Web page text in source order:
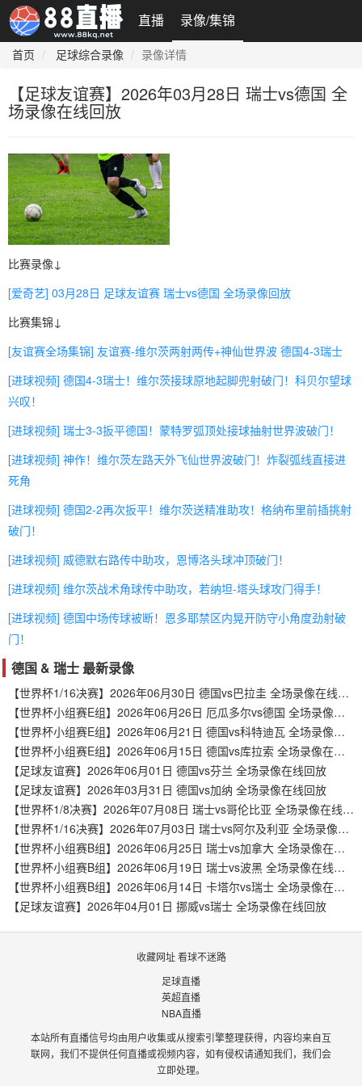
直播 录像/集锦
首页 足球综合录像 录像详情
【足球友谊赛】2026年03月28日 瑞士vs德国 全
场录像在线回放
比赛录像↓
[爱奇艺] 03月28日 足球友谊赛 瑞士vs德国 全场录像回放
比赛集锦↓
[友谊赛全场集锦] 友谊赛-维尔茨两射两传+神仙世界波 德国4-3瑞士
[进球视频] 德国4-3瑞士！维尔茨接球原地起脚兜射破门！科贝尔望球
兴叹！
[进球视频] 瑞士3-3扳平德国！蒙特罗弧顶处接球抽射世界波破门！
[进球视频] 神作！维尔茨左路天外飞仙世界波破门！炸裂弧线直接进
死角
[进球视频] 德国2-2再次扳平！维尔茨送精准助攻！格纳布里前插挑射
破门！
[进球视频] 威德默右路传中助攻，恩博洛头球冲顶破门！
[进球视频] 维尔茨战术角球传中助攻，若纳坦-塔头球攻门得手！
[进球视频] 德国中场传球被断！恩多耶禁区内晃开防守小角度劲射破
门！
德国 & 瑞士 最新录像
【世界杯1/16决赛】2026年06月30日 德国vs巴拉圭 全场录像在线回放
【世界杯小组赛E组】2026年06月26日 厄瓜多尔vs德国 全场录像在线回放
【世界杯小组赛E组】2026年06月21日 德国vs科特迪瓦 全场录像在线回放
【世界杯小组赛E组】2026年06月15日 德国vs库拉索 全场录像在线回放
【足球友谊赛】2026年06月01日 德国vs芬兰 全场录像在线回放
【足球友谊赛】2026年03月31日 德国vs加纳 全场录像在线回放
【世界杯1/8决赛】2026年07月08日 瑞士vs哥伦比亚 全场录像在线回放
【世界杯1/16决赛】2026年07月03日 瑞士vs阿尔及利亚 全场录像在线回放
【世界杯小组赛B组】2026年06月25日 瑞士vs加拿大 全场录像在线回放
【世界杯小组赛B组】2026年06月19日 瑞士vs波黑 全场录像在线回放
【世界杯小组赛B组】2026年06月14日 卡塔尔vs瑞士 全场录像在线回放
【足球友谊赛】2026年04月01日 挪威vs瑞士 全场录像在线回放
收藏网址 看球不迷路
足球直播
英超直播
NBA直播
本站所有直播信号均由用户收集或从搜索引擎整理获得，内容均来自互
联网，我们不提供任何直播或视频内容，如有侵权请通知我们，我们会
立即处理。